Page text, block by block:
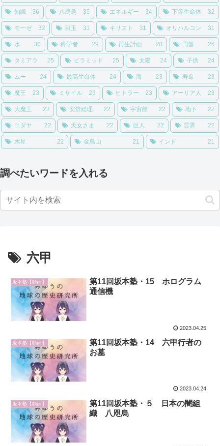
知識 36 八咫烏 35 エネルギー 34 下等生命体 32
モーゼ 32 目玉 31 キリスト 31 オリハルコン 31
水 30 科学者 29 再生計画 28 円盤 26
タミアラ 25 ピラミッド 25 太陽 24 子供 24
ムー 24 最高生命体 24 海 23 寿命 23
魔王 23 ミサイル 23 ヒトラー 23 アーリア人 23
大魔王 23 安倍総理 22 宇宙船 22 地下 22
ユダヤ 22 天女さま 22 巨人 22 霊界 22
木星 22 金鳥山 21 インド 21
調べたいワードを入れる
六甲
坂本塾【動画】
第11回坂本塾・15 ホログラム
通信機
2023.04.25
坂本塾【動画】
第11回坂本塾・14 六甲行者の
お墓
2023.04.24
坂本塾【動画】
第11回坂本塾・５ 日本の闇組
織 八咫烏